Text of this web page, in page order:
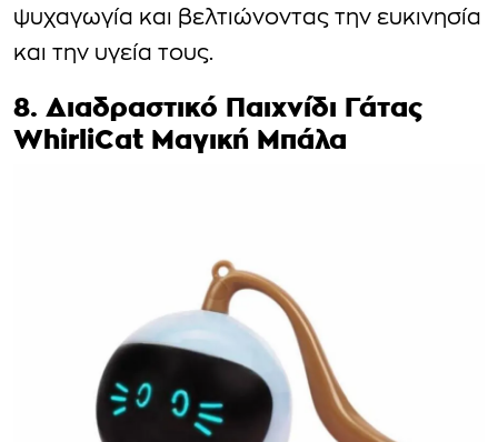
ψυχαγωγία και βελτιώνοντας την ευκινησία
και την υγεία τους.
8. Διαδραστικό Παιχνίδι Γάτας
WhirliCat Μαγική Μπάλα